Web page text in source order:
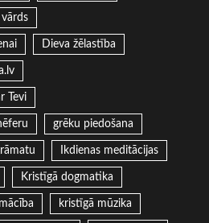
Dieva žēlastība
Tevi
grēku piedošana
Ikdienas meditācijas
Kristīgā dogmatika
kristīgā mūzika